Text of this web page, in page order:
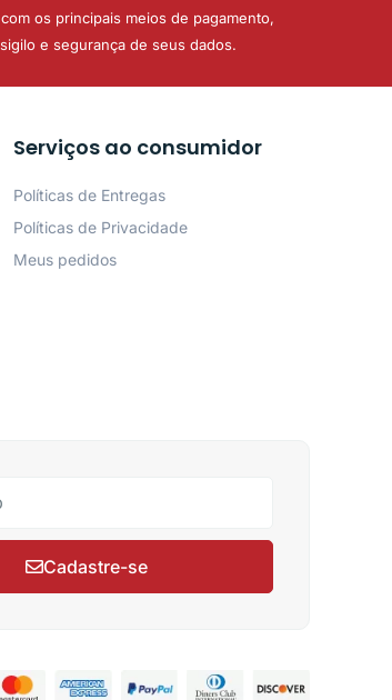
os principais meios de pagamento,
e segurança de seus dados.
Serviços ao consumidor
Políticas de Entregas
Políticas de Privacidade
Meus pedidos
Cadastre-se